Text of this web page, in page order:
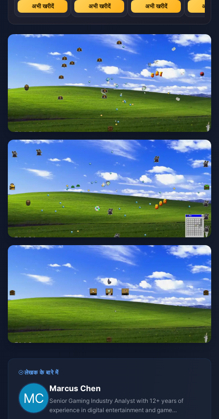
अभी खरीदें अभी खरीदें अभी खरीदें अभी
लेखक के बारे में
Marcus Chen
Senior Gaming Industry Analyst with 12+ years of
experience in digital entertainment and game